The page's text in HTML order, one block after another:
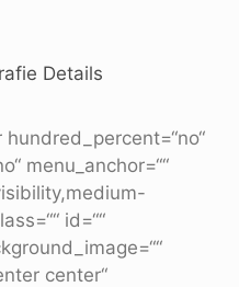
menu_anchor=““
id=““
center“